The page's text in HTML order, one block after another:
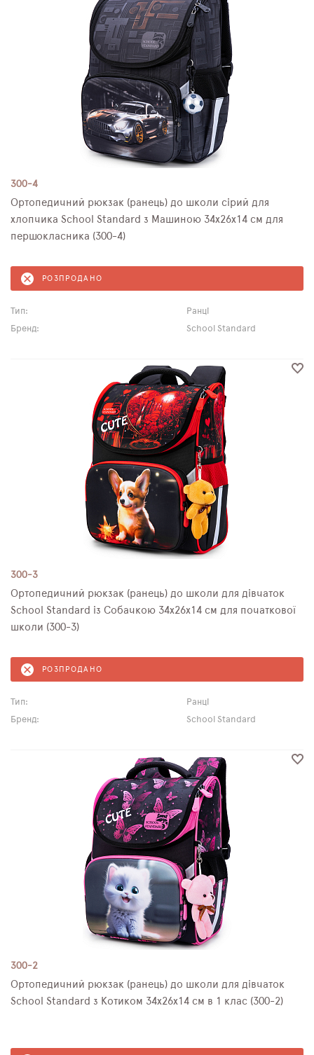
300-4
Ортопедичний рюкзак (ранець) до школи сірий для
хлопчика School Standard з Машиною 34х26х14 см для
першокласника (300-4)
РОЗПРОДАНО
Тип:
Ранці
Бренд:
School Standard
300-3
Ортопедичний рюкзак (ранець) до школи для дівчаток
School Standard із Собачкою 34х26х14 см для початкової
школи (300-3)
РОЗПРОДАНО
Тип:
Ранці
Бренд:
School Standard
300-2
Ортопедичний рюкзак (ранець) до школи для дівчаток
School Standard з Котиком 34х26х14 см в 1 клас (300-2)